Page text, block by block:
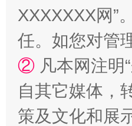
扯下公款旅游的“隐
XXXXXXX网”
任。如您对管
② 凡本网注明
自其它媒体，
策及文化和展